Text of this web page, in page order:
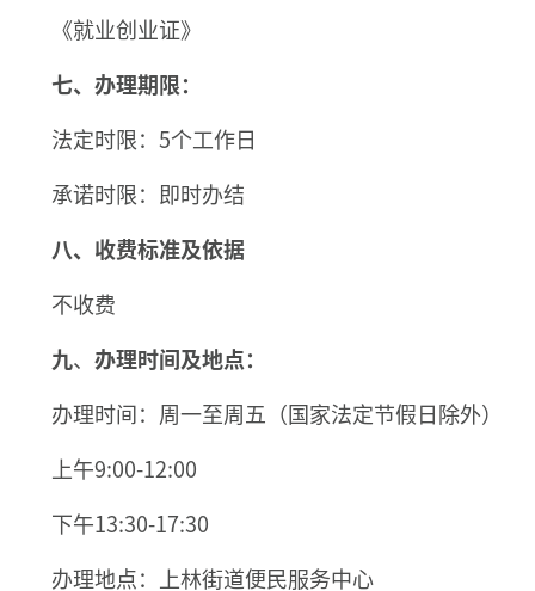
《就业创业证》
七、 办理期限：
法定时限：5个工作日
承诺时限：即时办结
八、收费标准及依据
不收费
九、 办理时间及地点：
办理时间：周一至周五（国家法定节假日除外）
上午9:00-12:00
下午13:30-17:30
办理地点：上林街道便民服务中心